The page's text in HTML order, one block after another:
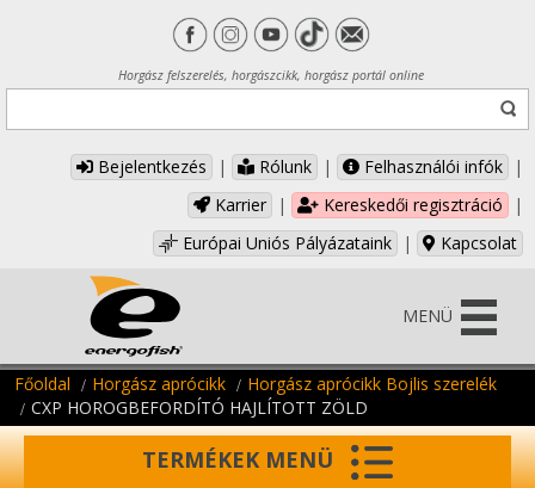
Horgász felszerelés, horgászcikk, horgász portál online
Bejelentkezés | Rólunk | Felhasználói infók
|
Karrier
| Kereskedői regisztráció
|
Európai Uniós Pályázataink
| Kapcsolat
MENÜ
Főoldal Horgász aprócikk
Horgász aprócikk Bojlis szerelék
CXP HOROGBEFORDÍTÓ HAJLÍTOTT ZÖLD
TERMÉKEK MENÜ